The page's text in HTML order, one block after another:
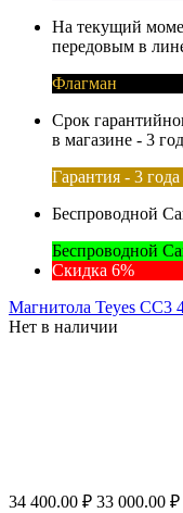
На текущий
передовым в
Флагман
Срок
в магазине - 3
Гарантия - 3 года
Беспроводной
Беспроводной
Скидка 6%
Магнитола Teyes CC3
Нет в наличии
34 400.00 ₽ 33 000.00 ₽